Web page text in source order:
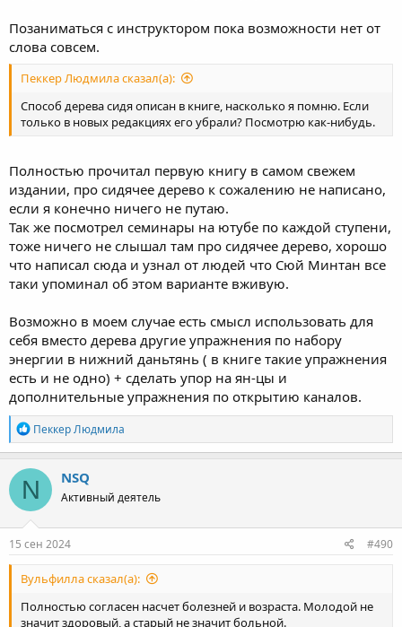
Позаниматься с инструктором пока возможности нет от
слова совсем.
Пеккер Людмила сказал(а):
Способ дерева сидя описан в книге, насколько я помню. Если
только в новых редакциях его убрали? Посмотрю как-нибудь.
Полностью прочитал первую книгу в самом свежем
издании, про сидячее дерево к сожалению не написано,
если я конечно ничего не путаю.
Так же посмотрел семинары на ютубе по каждой ступени,
тоже ничего не слышал там про сидячее дерево, хорошо
что написал сюда и узнал от людей что Сюй Минтан все
таки упоминал об этом варианте вживую.
Возможно в моем случае есть смысл использовать для
себя вместо дерева другие упражнения по набору
энергии в нижний даньтянь ( в книге такие упражнения
есть и не одно) + сделать упор на ян-цы и
дополнительные упражнения по открытию каналов.
R
e
a
c
i
o
n
s
Пеккер Людмила
N NSQ
Активный деятель
15 сен 2024 #490
Вульфилла сказал(а):
Полностью согласен насчет болезней и возраста. Молодой не
значит здоровый, а старый не значит больной.